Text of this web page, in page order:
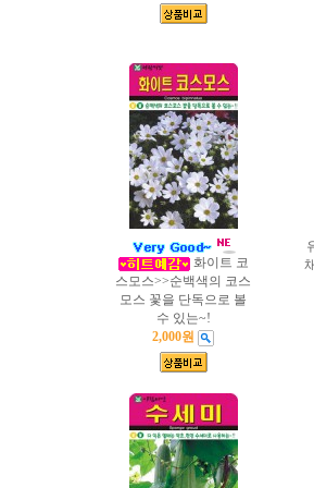
화이트 코
스모스>>순백색의 코스
모스 꽃을 단독으로 볼
수 있는~!
2,000원